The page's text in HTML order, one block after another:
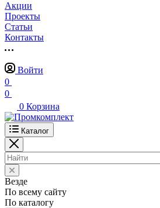
Акции
Проекты
Статьи
Контакты
Войти
0
0
0 Корзина
Каталог
Везде
По всему сайту
По каталогу